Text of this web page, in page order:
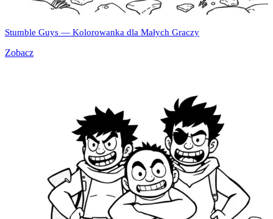
Stumble Guys — Kolorowanka dla Małych Graczy
Zobacz